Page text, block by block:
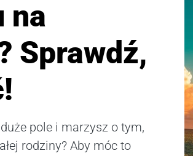
na
Sprawdź,
pole i marzysz o tym,
rodziny? Aby móc to